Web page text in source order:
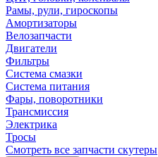
Рамы, рули, гироскопы
Амортизаторы
Велозапчасти
Двигатели
Фильтры
Система смазки
Система питания
Фары, поворотники
Трансмиссия
Электрика
Тросы
Смотреть все запчасти скутеры